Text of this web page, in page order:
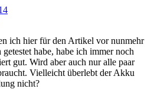
ich hier für den Artikel vor nunmehr
getestet habe, habe ich immer noch
gut. Wird aber auch nur alle paar
Vielleicht überlebt der Akku
nicht?